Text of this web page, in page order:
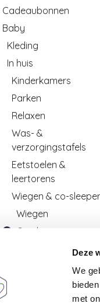
Deze
We
met
Cadeaubonnen
Baby
Kleding
In huis
Kinderkamers
Parken
Relaxen
Was- &
verzorgingstafels
Eetstoelen &
leertorens
Wiegen & co-
Wiegen
Co-sleepers
Schommelstoelen &
voetenbanken